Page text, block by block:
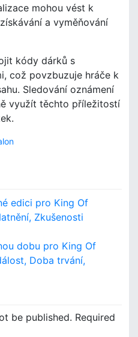
mohou vést k
a vyměňování
kódy dárků s
což povzbuzuje hráče k
Sledování oznámení
využít těchto příležitostí
edici pro King Of
Zkušenosti
dobu pro King Of
Doba trvání,
be published. Required